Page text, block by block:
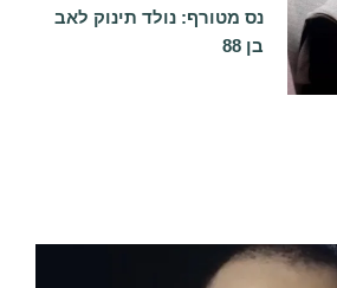
נס מטורף: נולד תינוק לאב
בן 88